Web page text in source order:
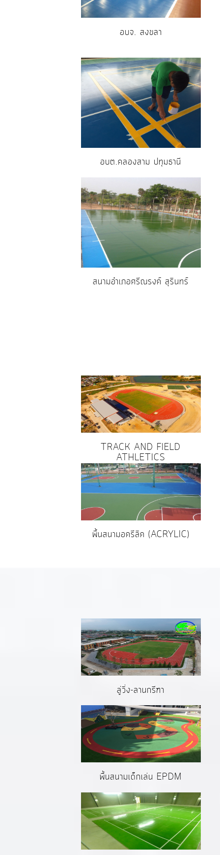
อบจ. สงขลา
อบต.คลองสาม ปทุมธานี
สนามอำเภอศรีณรงค์ สุรินทร์
TRACK AND FIELD
ATHLETICS
พื้นสนามอครีลิค (ACRYLIC)
ลู่วิ่ง-ลานกรีฑา
พื้นสนามเด็กเล่น EPDM